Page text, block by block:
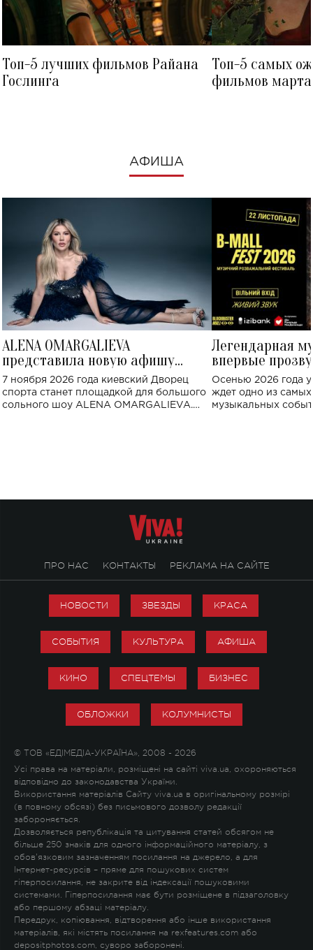
Топ-5 лучших фильмов Райана
Гослинга
Топ-5 самых
фильмов
АФИША
ALENA OMARGALIEVA
представила новую афишу
большого концерта во Дворце
спорта
7 ноября 2026 года киевский Дворец
спорта станет площадкой для большого
сольного шоу ALENA OMARGALIEVA.
Легендарная
впервые
Украине: где
Осенью 2026 года
ждет одно из
музыкальных
ПРО НАС КОНТАКТЫ РЕКЛАМА НА САЙТЕ
НОВОСТИ ЗВЕЗДЫ КРАСА
СОБЫТИЯ КУЛЬТУРА АФИША
КИНО СПЕЦТЕМЫ БИЗНЕС
ОБЛОЖКИ КОЛУМНИСТЫ
© ТОВ «ЕДІМЕДІА-УКРАЇНА», 2008 - 2026
Усі права на матеріали, розміщені на сайті viva.ua, охороняються
відповідно до законодавства України.
Використання матеріалів Сайту viva.ua в оригінальному розмірі
(в повному обсязі) без письмового дозволу редакції
забороняється.
Дозволяється републікація та цитування статей обсягом не
більше 250 знаків для одного інформаційного матеріалу, з
обов'язковим зазначенням посилання на джерело, а для
Інтернет-ресурсів – пряме для пошукових систем
гіперпосилання, не закрите від індексації пошуковими
системами. Гіперпосилання має бути розміщене в підзаголовку
або першому абзаці матеріалу.
Передрук, копіювання, відтворення або інше використання
матеріалів, які містять посилання на rexfeatures.com або
depositphotos.com, суворо заборонені.